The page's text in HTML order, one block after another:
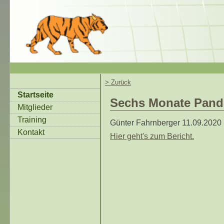
Startseite
Mitglieder
Training
Kontakt
> Zurück
Sechs Monate
Günter Fahrnberger 11.09.2020
Hier geht's zum Bericht.